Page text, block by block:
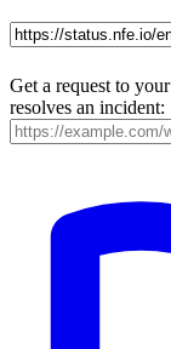
Get a request to
resolves an incident: